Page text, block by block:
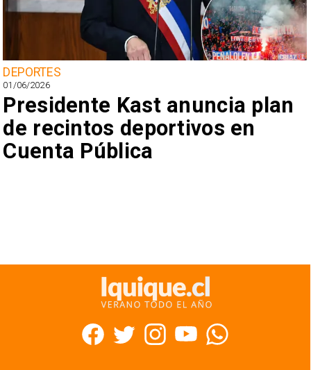
DEPORTES
01/06/2026
Presidente Kast anuncia plan
de recintos deportivos en
Cuenta Pública